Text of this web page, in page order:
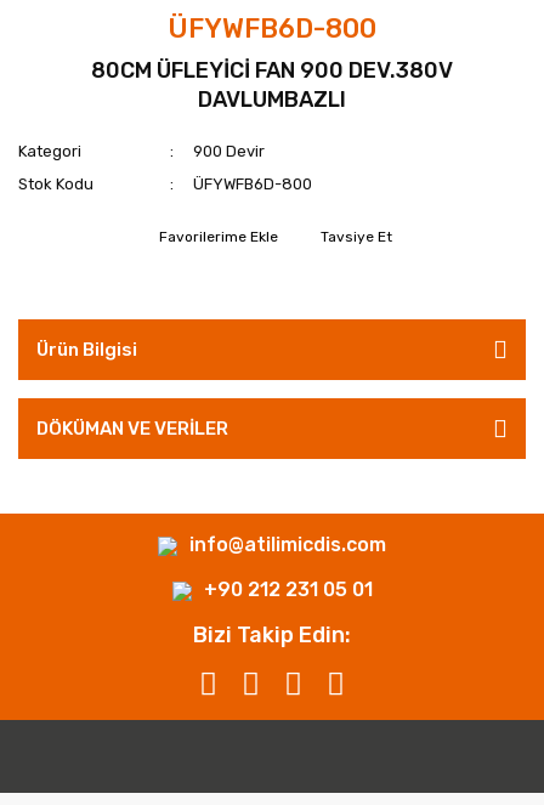
ÜFYWFB6D-800
80CM ÜFLEYİCİ FAN 900 DEV.380V
DAVLUMBAZLI
Kategori
900 Devir
Stok Kodu
ÜFYWFB6D-800
Tavsiye Et
Ürün Bilgisi
DÖKÜMAN VE VERİLER
info@atilimicdis.com
+90 212 231 05 01
Bizi Takip Edin: